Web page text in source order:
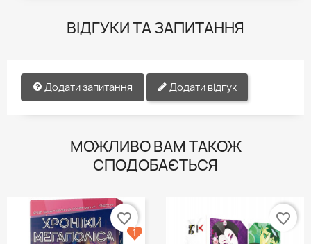
ВІДГУКИ ТА ЗАПИТАННЯ
Додати запитання Додати відгук
МОЖЛИВО ВАМ ТАКОЖ
СПОДОБАЄТЬСЯ
favorite_border
1
favorite_border